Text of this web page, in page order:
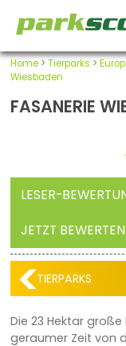
Home> Tierparks >
Wiesbaden
FASANERIE
LESER-
JETZT BEWERTEN
TIERPARKS
Die 23 Hektar
geraumer Zeit von